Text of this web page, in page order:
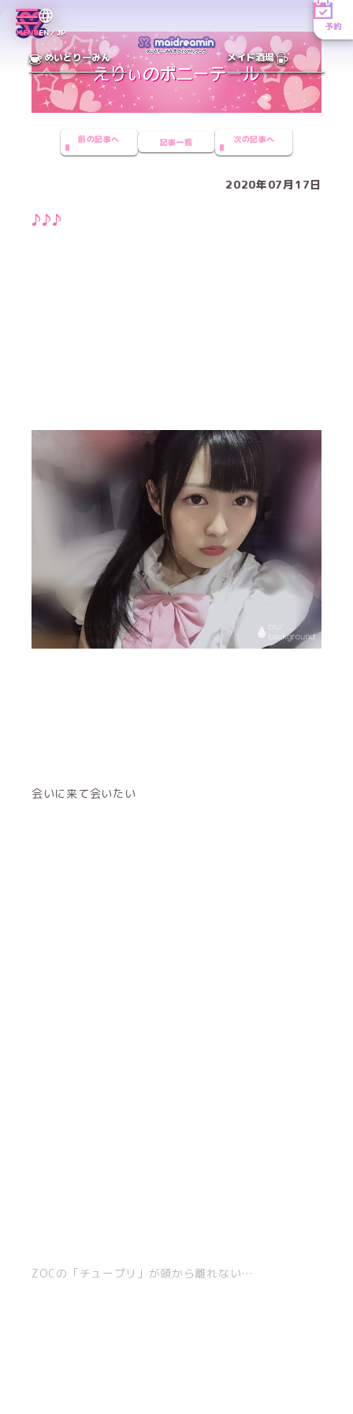
MENUEN／JP
予約
めいどりーみん メイド酒場
前の記事へ 記事一覧 次の記事へ
2020年07月17日
♪♪♪
会いに来て会いたい
ZOCの「チュープリ」が頭から離れない…